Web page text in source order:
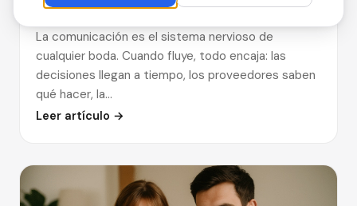
La comunicación es el sistema nervioso de
cualquier boda. Cuando fluye, todo encaja: las
decisiones llegan a tiempo, los proveedores saben
qué hacer, la…
Leer artículo →